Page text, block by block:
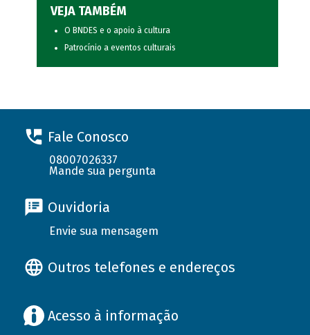
VEJA TAMBÉM
O BNDES e o apoio à cultura
Patrocínio a eventos culturais
Fale Conosco
08007026337
Mande sua pergunta
Ouvidoria
Envie sua mensagem
Outros telefones e endereços
Acesso à informação